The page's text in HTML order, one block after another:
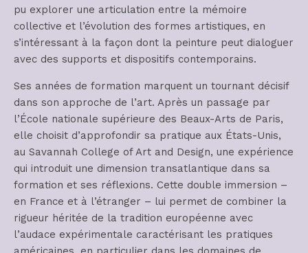
pu explorer une articulation entre la mémoire
collective et l’évolution des formes artistiques, en
s’intéressant à la façon dont la peinture peut dialoguer
avec des supports et dispositifs contemporains.
Ses années de formation marquent un tournant décisif
dans son approche de l’art. Après un passage par
l’École nationale supérieure des Beaux-Arts de Paris,
elle choisit d’approfondir sa pratique aux États-Unis,
au Savannah College of Art and Design, une expérience
qui introduit une dimension transatlantique dans sa
formation et ses réflexions. Cette double immersion –
en France et à l’étranger – lui permet de combiner la
rigueur héritée de la tradition européenne avec
l’audace expérimentale caractérisant les pratiques